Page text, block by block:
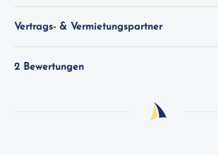
Vertrags- & Vermietungspartner
2 Bewertungen